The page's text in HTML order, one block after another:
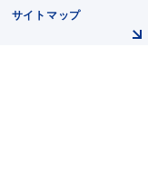
サイトマップ